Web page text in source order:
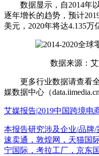
数据显示，自2014年以
逐年增长的趋势，预计
美元，2020年将达4.135万
数据来源：艾
更多行业数据请查看
媒数据中心（data.iimedia.cn
艾媒报告|2019中国跨境电
本报告研究涉及企业/品牌
速卖通，敦煌网，天猫国
宁国际，考拉工厂，京东